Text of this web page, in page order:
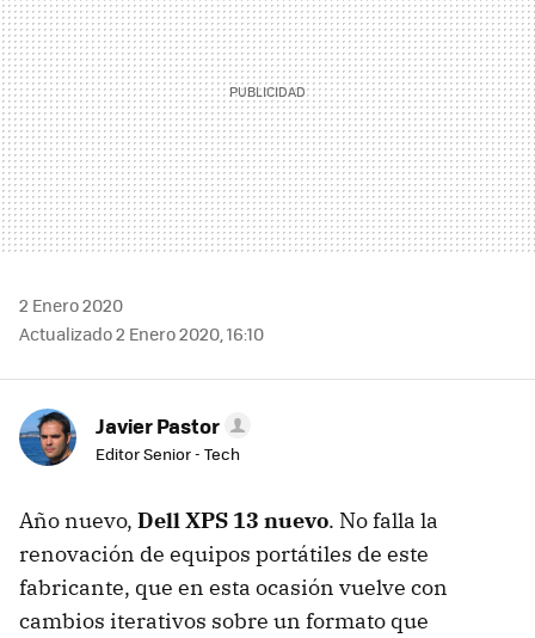
2 Enero 2020
Actualizado 2 Enero 2020, 16:10
Javier Pastor
Editor Senior - Tech
Año nuevo, Dell XPS 13 nuevo. No falla la
renovación de equipos portátiles de este
fabricante, que en esta ocasión vuelve con
cambios iterativos sobre un formato que